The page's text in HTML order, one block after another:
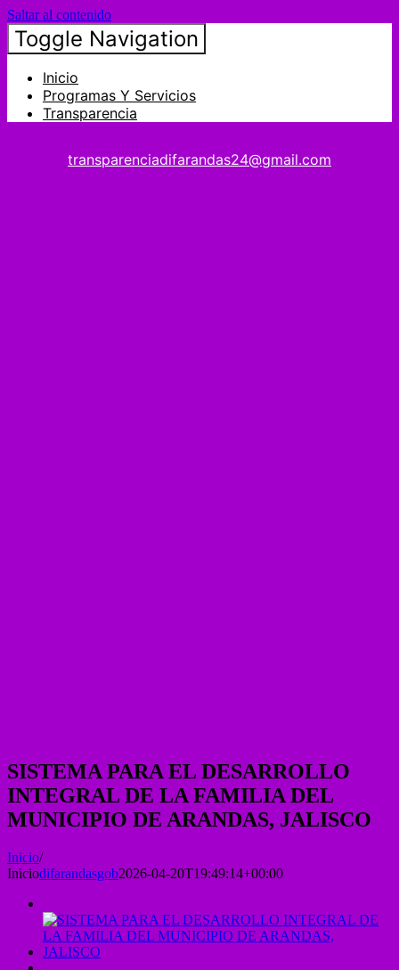
Saltar al contenido
Toggle Navigation
Inicio
Programas Y Servicios
Transparencia
transparenciadifarandas24@gmail.com
SISTEMA PARA EL DESARROLLO
INTEGRAL DE LA FAMILIA DEL
MUNICIPIO DE ARANDAS, JALISCO
Inicio/
Iniciodifarandasgob2026-04-20T19:49:14+00:00